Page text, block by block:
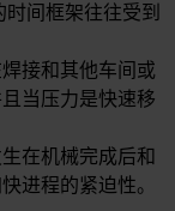
间框架往往受到
接和其他车间或
当压力是快速移
在机械完成后和
进程的紧迫性。